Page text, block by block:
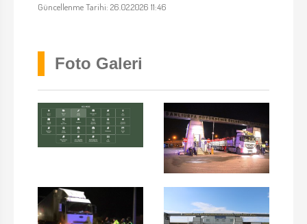
Güncellenme Tarihi: 26.02.2026 11:46
Foto Galeri